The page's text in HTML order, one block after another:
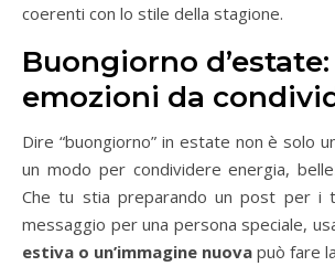
coerenti con lo stile della stagione.
Buongiorno d’estate:
emozioni da
Dire “buongiorno” in estate non è solo
un modo per condividere energia,
Che tu stia preparando un post per i
messaggio per una persona speciale,
estiva o un’immagine nuova può fare